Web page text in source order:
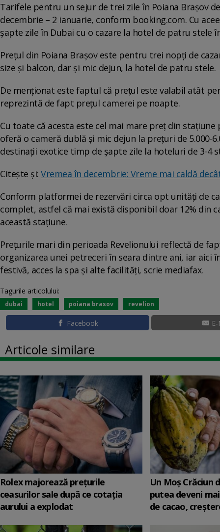
Tarifele pentru un sejur de trei zile în Poiana Braşov
decembrie – 2 ianuarie, conform booking.com. Cu
şapte zile în Dubai cu o cazare la hotel de patru stele
Preţul din Poiana Brașov este pentru trei nopţi de
size şi bal­con, dar şi mic de­jun, la hotel de pa­tru stele.
De men­ţionat este faptul că preţul este va­labil atât
reprezintă de fapt preţul camerei pe noapte.
Cu toate că acesta este cel mai ma­re preţ din
oferă o cameră dublă şi mic dejun la pre­ţuri de
des­tinaţii exotice timp de şapte zile la hoteluri de 3-4
Citește și: Vremea în decembrie: Vreme mai caldă
Conform platformei de rezervări circa opt unităţi de
complet, astfel că mai există disponibil doar 12% din
această staţiune.
Preţurile mari din perioada Revelionului reflectă de
organizarea unei petreceri în seara dintre ani, iar
festivă, acces la spa şi alte facilităţi, scrie mediafax.
Tagurile articolului:
dubai hotel poiana brasov revelion
Facebook
Articole similare
Rolex majorează preţurile
ceasurilor sale după ce cotaţia
aurului a explodat
Un Moş Crăciun
putea deveni
de cacao,